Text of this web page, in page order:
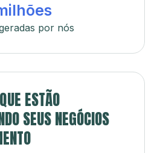
por nós
ESTÃO
SEUS NEGÓCIOS